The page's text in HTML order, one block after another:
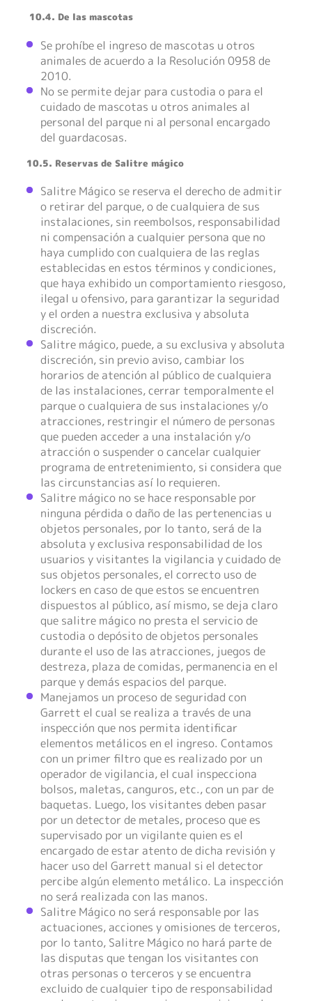
10.4. De las mascotas
Se prohíbe el ingreso de mascotas u otros
animales de acuerdo a la Resolución 0958 de
2010.
No se permite dejar para custodia o para el
cuidado de mascotas u otros animales al
personal del parque ni al personal encargado
del guardacosas.
10.5. Reservas de Salitre mágico
Salitre Mágico se reserva el derecho de admitir
o retirar del parque, o de cualquiera de sus
instalaciones, sin reembolsos, responsabilidad
ni compensación a cualquier persona que no
haya cumplido con cualquiera de las reglas
establecidas en estos términos y condiciones,
que haya exhibido un comportamiento riesgoso,
ilegal u ofensivo, para garantizar la seguridad
y el orden a nuestra exclusiva y absoluta
discreción.
Salitre mágico, puede, a su exclusiva y absoluta
discreción, sin previo aviso, cambiar los
horarios de atención al público de cualquiera
de las instalaciones, cerrar temporalmente el
parque o cualquiera de sus instalaciones y/o
atracciones, restringir el número de personas
que pueden acceder a una instalación y/o
atracción o suspender o cancelar cualquier
programa de entretenimiento, si considera que
las circunstancias así lo requieren.
Salitre mágico no se hace responsable por
ninguna pérdida o daño de las pertenencias u
objetos personales, por lo tanto, será de la
absoluta y exclusiva responsabilidad de los
usuarios y visitantes la vigilancia y cuidado de
sus objetos personales, el correcto uso de
lockers en caso de que estos se encuentren
dispuestos al público, así mismo, se deja claro
que salitre mágico no presta el servicio de
custodia o depósito de objetos personales
durante el uso de las atracciones, juegos de
destreza, plaza de comidas, permanencia en el
parque y demás espacios del parque.
Manejamos un proceso de seguridad con
Garrett el cual se realiza a través de una
inspección que nos permita identificar
elementos metálicos en el ingreso. Contamos
con un primer filtro que es realizado por un
operador de vigilancia, el cual inspecciona
bolsos, maletas, canguros, etc., con un par de
baquetas. Luego, los visitantes deben pasar
por un detector de metales, proceso que es
supervisado por un vigilante quien es el
encargado de estar atento de dicha revisión y
hacer uso del Garrett manual si el detector
percibe algún elemento metálico. La inspección
no será realizada con las manos.
Salitre Mágico no será responsable por las
actuaciones, acciones y omisiones de terceros,
por lo tanto, Salitre Mágico no hará parte de
las disputas que tengan los visitantes con
otras personas o terceros y se encuentra
excluido de cualquier tipo de responsabilidad